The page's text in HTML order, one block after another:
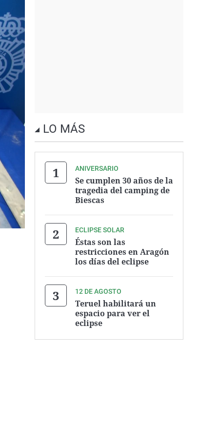
LO MÁS
ANIVERSARIO
Se cumplen 30 años de la
tragedia del camping de
Biescas
ECLIPSE SOLAR
Éstas son las
restricciones en Aragón
los días del eclipse
12 DE AGOSTO
Teruel habilitará un
espacio para ver el
eclipse